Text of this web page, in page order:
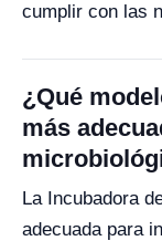
cumplir con las
¿Qué
más
La Incubadora
adecuada para